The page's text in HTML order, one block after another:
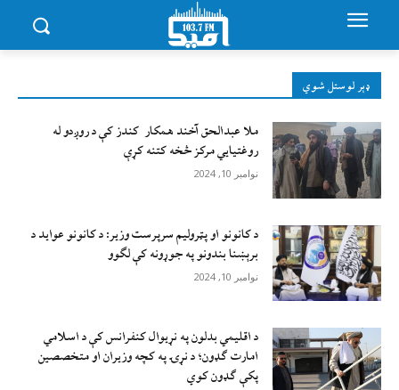
ډېر لوستل شوي
ملا عبدالحق آخند همکار کندز کې د روږدو له
روغتیایي مرکز څخه کتنه کړې
نوامبر 10, 2024
د کانونو او پټرولیم سرپرست وزیر: د کانونو عواید د
برېښنا بندونو په جوړونه کې لګوو
نوامبر 10, 2024
د اقليمي بدلون په نړيوال کنفرانس کې د اسلامي
امارت ګډون؛ د نړۍ په کچه وزيران او متخصصين
پکې ګډون کوي